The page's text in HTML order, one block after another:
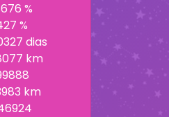
%
%
dias
km
km